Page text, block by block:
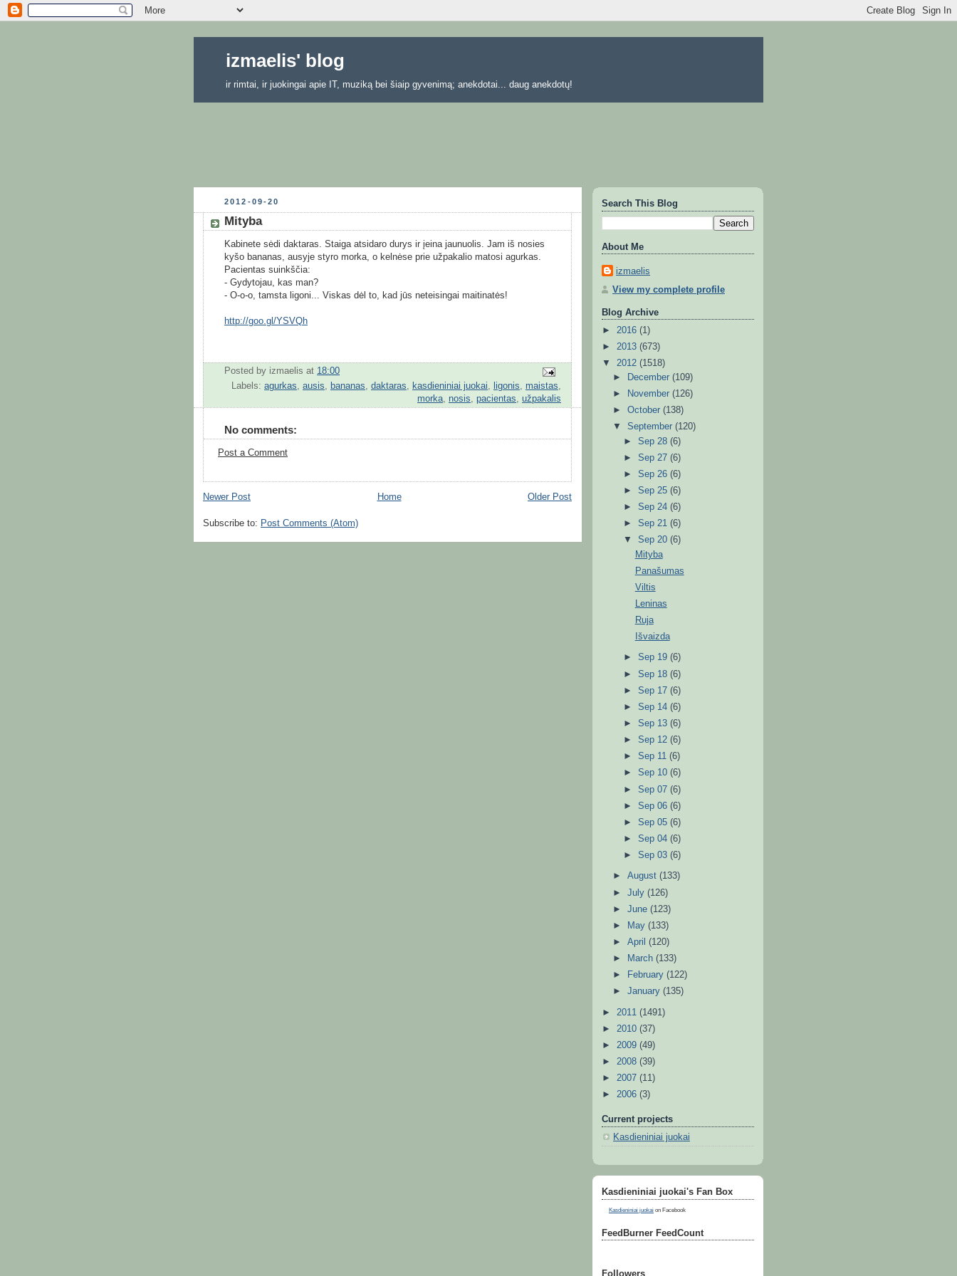
izmaelis' blog
ir rimtai, ir juokingai apie IT, muziką bei šiaip gyvenimą; anekdotai... daug anekdotų!
2012-09-20
Mityba
Kabinete sėdi daktaras. Staiga atsidaro durys ir įeina jaunuolis. Jam iš nosies
kyšo bananas, ausyje styro morka, o kelnėse prie užpakalio matosi agurkas.
Pacientas suinkščia:
- Gydytojau, kas man?
- O-o-o, tamsta ligoni... Viskas dėl to, kad jūs neteisingai maitinatės!
http://goo.gl/YSVQh
Posted by izmaelis at 18:00
Labels: agurkas ausis bananas daktaras kasdieniniai juokai ligonis maistas
morka
nosis pacientas užpakalis
No comments:
Post a Comment
Newer Post Older Post
Home
Subscribe to: Post Comments (Atom)
Search This Blog
About Me
izmaelis
View my complete profile
Blog Archive
► 2016 (1)
► 2013 (673)
▼ 2012 (1518)
►
December(109)
►
November(126)
►October(138)
▼September(120)
►Sep 28(6)
►Sep 27(6)
►Sep 26(6)
►Sep 25(6)
►Sep 24(6)
►Sep 21(6)
▼Sep 20(6)
Mityba
Panašumas
Viltis
Leninas
Ruja
Išvaizda
►Sep 19(6)
►Sep 18(6)
►Sep 17(6)
►Sep 14(6)
►Sep 13(6)
►Sep 12(6)
►Sep 11(6)
►Sep 10(6)
►Sep 07(6)
►Sep 06(6)
►Sep 05(6)
►Sep 04(6)
►Sep 03(6)
►August(133)
►July(126)
►June(123)
►
May(133)
►April(120)
►
March(133)
►
February(122)
►January(135)
► 2011 (1491)
► 2010 (37)
► 2009 (49)
► 2008 (39)
► 2007 (11)
► 2006 (3)
Current projects
Kasdieniniai juokai
Kasdieniniai juokai's Fan Box
Kasdieniniai juokai on Facebook
FeedBurner FeedCount
Followers